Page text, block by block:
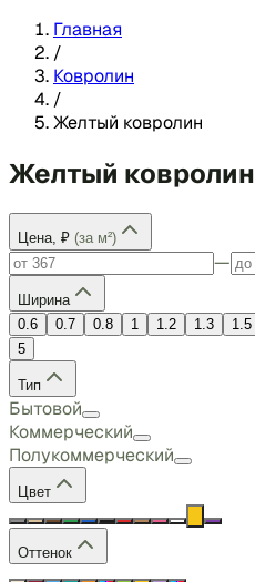
Главная
/
Ковролин
/
Желтый ковролин
Желтый ковролин
Цена, ₽ (за м²)
—
Ширина
0.6
0.7 0.8 1 1.2 1.3 1.5
5
Тип
Бытовой
Коммерческий
Полукоммерческий
Цвет
Оттенок